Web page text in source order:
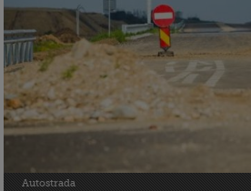
Autostrada